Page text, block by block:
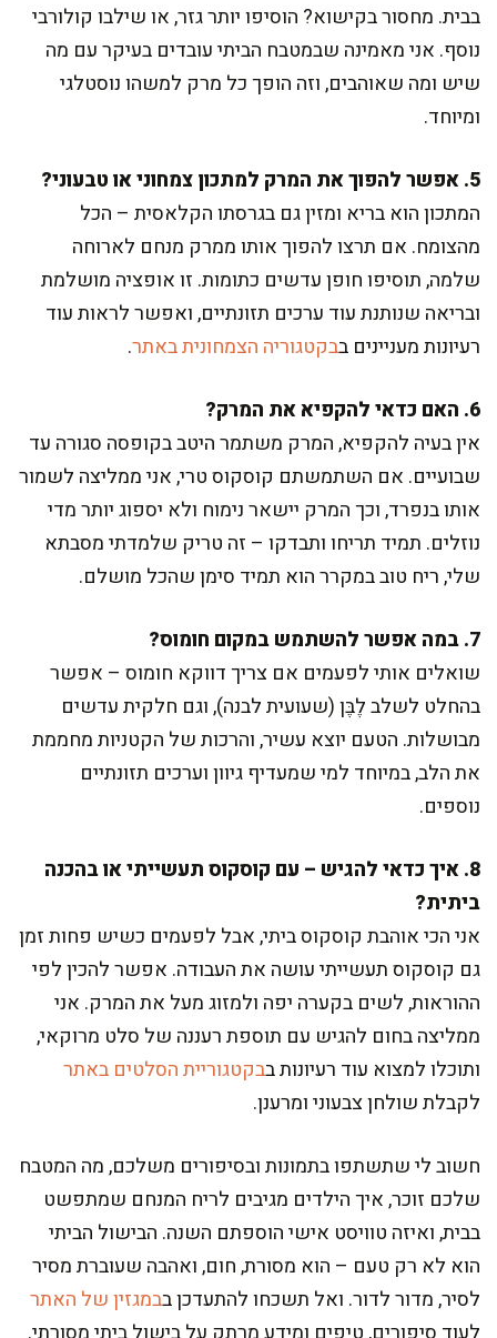
בבית. מחסור בקישוא? הוסיפו יותר גזר, או שילבו קולורבי
נוסף. אני מאמינה שבמטבח הביתי עובדים בעיקר עם מה
שיש ומה שאוהבים, וזה הופך כל מרק למשהו נוסטלגי
ומיוחד.
5. אפשר להפוך את המרק למתכון צמחוני או טבעוני?
המתכון הוא בריא ומזין גם בגרסתו הקלאסית – הכל
מהצומח. אם תרצו להפוך אותו ממרק מנחם לארוחה
שלמה, תוסיפו חופן עדשים כתומות. זו אופציה מושלמת
ובריאה שנותנת עוד ערכים תזונתיים, ואפשר לראות עוד
רעיונות מעניינים בבקטגוריה הצמחונית באתר.
6. האם כדאי להקפיא את המרק?
אין בעיה להקפיא, המרק משתמר היטב בקופסה סגורה עד
שבועיים. אם השתמשתם קוסקוס טרי, אני ממליצה לשמור
אותו בנפרד, וכך המרק יישאר נימוח ולא יספוג יותר מדי
נוזלים. תמיד תריחו ותבדקו – זה טריק שלמדתי מסבתא
שלי, ריח טוב במקרר הוא תמיד סימן שהכל מושלם.
7. במה אפשר להשתמש במקום חומוס?
שואלים אותי לפעמים אם צריך דווקא חומוס – אפשר
בהחלט לשלב לֶבֶּן (שעועית לבנה), וגם חלקית עדשים
מבושלות. הטעם יוצא עשיר, והרכות של הקטניות מחממת
את הלב, במיוחד למי שמעדיף גיוון וערכים תזונתיים
נוספים.
8. איך כדאי להגיש – עם קוסקוס תעשייתי או בהכנה
ביתית?
אני הכי אוהבת קוסקוס ביתי, אבל לפעמים כשיש פחות זמן
גם קוסקוס תעשייתי עושה את העבודה. אפשר להכין לפי
ההוראות, לשים בקערה יפה ולמזוג מעל את המרק. אני
ממליצה בחום להגיש עם תוספת רעננה של סלט מרוקאי,
ותוכלו למצוא עוד רעיונות בבקטגוריית הסלטים באתר
לקבלת שולחן צבעוני ומרענן.
חשוב לי שתשתפו בתמונות ובסיפורים משלכם, מה המטבח
שלכם זוכר, איך הילדים מגיבים לריח המנחם שמתפשט
בבית, ואיזה טוויסט אישי הוספתם השנה. הבישול הביתי
הוא לא רק טעם – הוא מסורת, חום, ואהבה שעוברת מסיר
לסיר, מדור לדור. ואל תשכחו להתעדכן בבמגזין של האתר